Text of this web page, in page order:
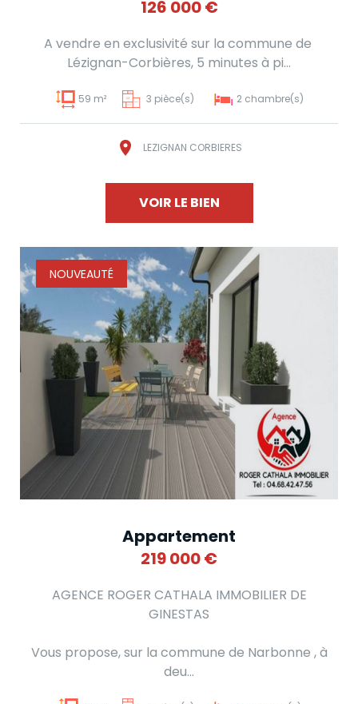
126 000€
A vendre en exclusivité sur la commune de
Lézignan-Corbières, 5 minutes à pi...
59 m² 3 pièce(s) 2 chambre(s)
LEZIGNAN CORBIERES
VOIR LE BIEN
NOUVEAUTÉ
Appartement
219 000€
AGENCE ROGER CATHALA IMMOBILIER DE
GINESTAS
Vous propose, sur la commune de Narbonne , à
deu...